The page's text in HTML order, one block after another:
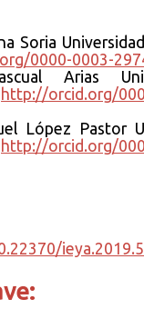
Soria
0000-0003-
Arias
http://orcid.org/
López Pastor
http://orcid.org/